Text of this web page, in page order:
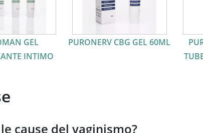
GEL
INTIMO
PURONERV CBG GEL 60ML
cause del vaginismo?